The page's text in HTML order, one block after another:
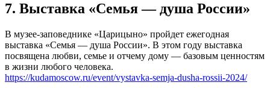
7. Выставка «Семья — душа России»
В музее-заповеднике «Царицыно» пройдет ежегодная
выставка «Семья — душа России». В этом году выставка
посвящена любви, семье и отчему дому — базовым ценностям
в жизни любого человека.
https://kudamoscow.ru/event/vystavka-semja-dusha-rossii-2024/